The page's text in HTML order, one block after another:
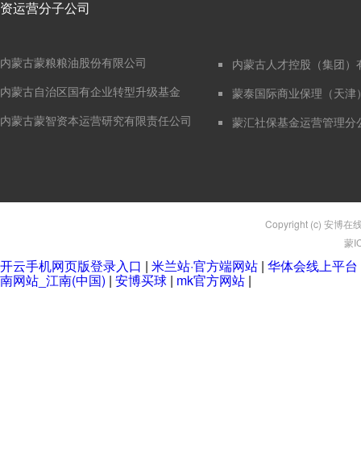
运营分子公司
内蒙古蒙粮粮油股份有限公司
内蒙古自治区国有企业转型升级基金
内蒙古蒙智资本运营研究有限责任公司
内蒙古人才控股（集团）
蒙泰国际商业保理（天津
蒙汇社保基金运营管理分
Copyright (c) 安博在
蒙
开云手机网页版登录入口 | 米兰站·官方端网站 | 华体会线上平
南网站_江南(中国) | 安博买球 | mk官方网站 |